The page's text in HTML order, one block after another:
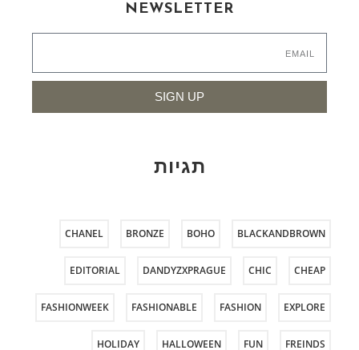
NEWSLETTER
SIGN UP
תגיות
BLACKANDBROWN
BOHO
BRONZE
CHANEL
CHEAP
CHIC
DANDYZXPRAGUE
EDITORIAL
EXPLORE
FASHION
FASHIONABLE
FASHIONWEEK
FREINDS
FUN
HALLOWEEN
HOLIDAY